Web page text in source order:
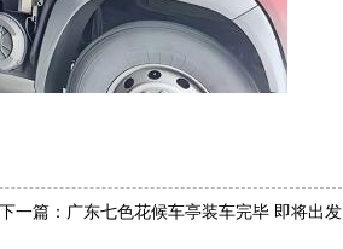
下一篇：广东七色花候车亭装车完毕 即将出发